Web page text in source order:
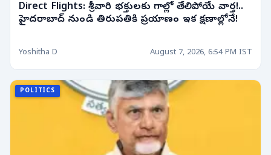
Direct Flights: శ్రీవారి భక్తులకు గాల్లో తేలిపోయే వార్త!..
హైదరాబాద్ నుండి తిరుపతికి ప్రయాణం ఇక క్షణాల్లోనే!
Yoshitha D August 7, 2026, 6:54 PM IST
POLITICS